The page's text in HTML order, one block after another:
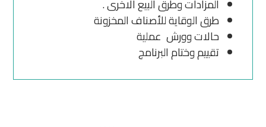
المزادات وطرق البيع الاخرى .
طرق الوقاية للأصناف المخزونة
حالات وورش عملية
تقييم وختام البرنامج